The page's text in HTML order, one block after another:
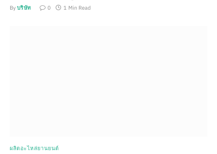
By บริษัท 0 1 Min Read
ผลิตอะไหล่ยานยนต์